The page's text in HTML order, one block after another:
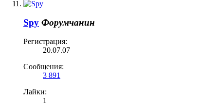
Spy Форумчанин
Регистрация:
20.07.07
Сообщения:
3 891
Лайки:
1